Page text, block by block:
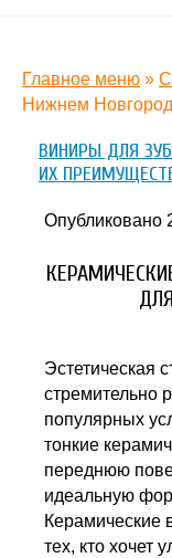
Главное меню »
Нижнем
ВИНИРЫ ДЛЯ
ИХ
Опубликовано
Эстетическая
стремительно
популярных
тонкие
переднюю
идеальную
Керамические
тех, кто хочет